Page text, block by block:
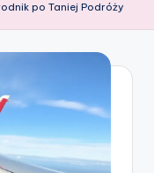
po Taniej Podróży